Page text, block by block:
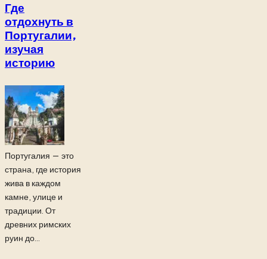
Где
отдохнуть в
Португалии,
изучая
историю
Португалия — это
страна, где история
жива в каждом
камне, улице и
традиции. От
древних римских
руин до...